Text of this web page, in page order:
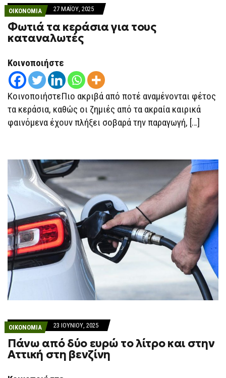
ΟΙΚΟΝΟΜΙΑ 27 ΜΑΪ́ΟΥ, 2025
Φωτιά τα κεράσια για τους
καταναλωτές
Κοινοποιήστε
ΚοινοποιήστεΠιο ακριβά από ποτέ αναμένονται φέτος
τα κεράσια, καθώς οι ζημιές από τα ακραία καιρικά
φαινόμενα έχουν πλήξει σοβαρά την παραγωγή, […]
ΟΙΚΟΝΟΜΙΑ 23 ΙΟΥΝΊΟΥ, 2025
Πάνω από δύο ευρώ το λίτρο και στην
Αττική στη βενζίνη